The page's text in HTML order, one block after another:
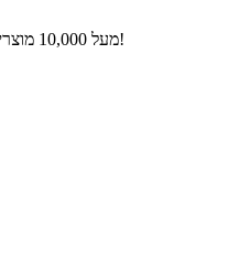
מעל 10,000 מוצרים ומאכלים במאגר עם ערכים תזונתיים!